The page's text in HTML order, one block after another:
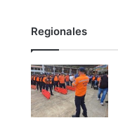
Regionales